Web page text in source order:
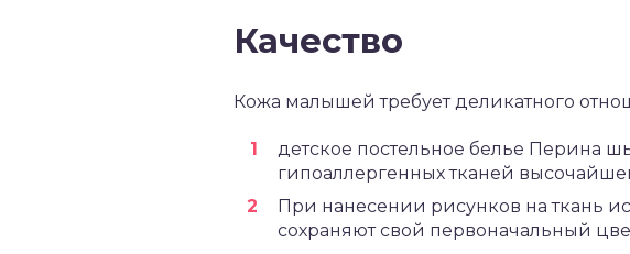
Качество
Кожа малышей требует деликатного
детское постельное белье Перина
гипоаллергенных тканей
При нанесении рисунков на ткань
сохраняют свой первоначальный